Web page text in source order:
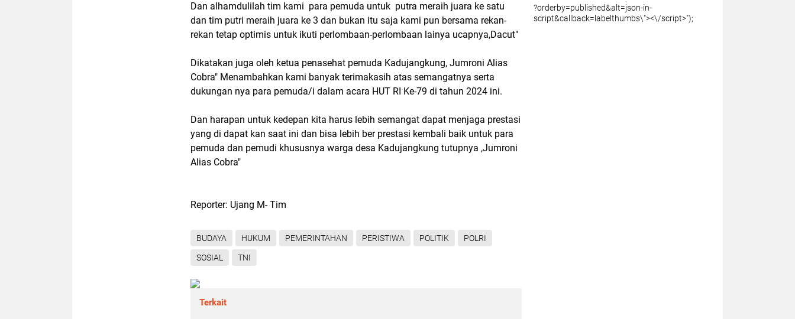
Dan alhamdulilah tim kami para pemuda untuk putra meraih juara ke satu
dan tim putri meraih juara ke 3 dan bukan itu saja kami pun bersama rekan-
rekan tetap optimis untuk ikuti perlombaan-perlombaan lainya ucapnya,Dacut"
Dikatakan juga oleh ketua penasehat pemuda Kadujangkung, Jumroni Alias
Cobra" Menambahkan kami banyak terimakasih atas semangatnya serta
dukungan nya para pemuda/i dalam acara HUT RI Ke-79 di tahun 2024 ini.
Dan harapan untuk kedepan kita harus lebih semangat dapat menjaga prestasi
yang di dapat kan saat ini dan bisa lebih ber prestasi kembali baik untuk para
pemuda dan pemudi khususnya warga desa Kadujangkung tutupnya ,Jumroni
Alias Cobra"
Reporter: Ujang M- Tim
BUDAYA HUKUM PEMERINTAHAN PERISTIWA POLITIK POLRI
SOSIAL TNI
Terkait
?orderby=published&alt=json-in-
script&callback=labelthumbs\"><\/script>");